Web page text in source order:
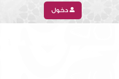
دخول